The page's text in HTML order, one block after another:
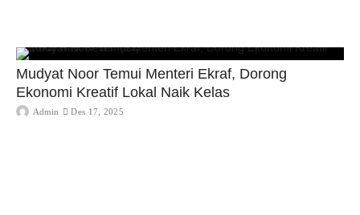
Mudyat Noor Temui Menteri Ekraf, Dorong
Ekonomi Kreatif Lokal Naik Kelas
Admin Des 17, 2025